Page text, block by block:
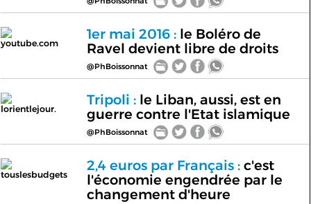
youtube.com
1er mai 2016 :le Boléro de
Ravel devient libre de droits
@PhBoissonnat
lorientlejour.
Tripoli :le Liban, aussi, est en
guerre contre l'Etat islamique
@PhBoissonnat
touslesbudgets
2,4 euros par Français :c'est
l'économie engendrée par le
changement d'heure